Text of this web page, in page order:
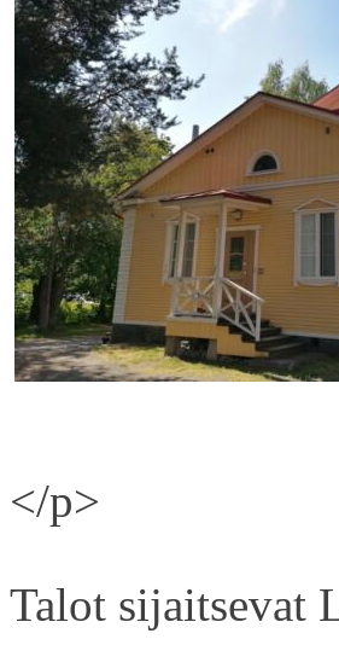
</p>
Talot sijaitsevat